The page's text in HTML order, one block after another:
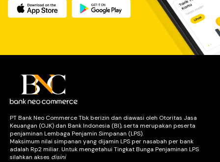
PT Bank Neo Commerce Tbk berizin dan diawasi oleh Otoritas Jasa
Keuangan (OJK) dan Bank Indonesia (BI), serta merupakan peserta
penjaminan Lembaga Penjamin Simpanan (LPS).
Maksimum nilai simpanan yang dijamin LPS per nasabah per bank
adalah Rp2 miliar. Untuk mengetahui Tingkat Bunga Penjaminan LPS
silahkan akses disini